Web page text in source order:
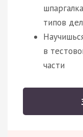
типов
в
части